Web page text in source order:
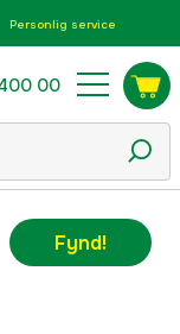
Personlig service
00
Fynd!